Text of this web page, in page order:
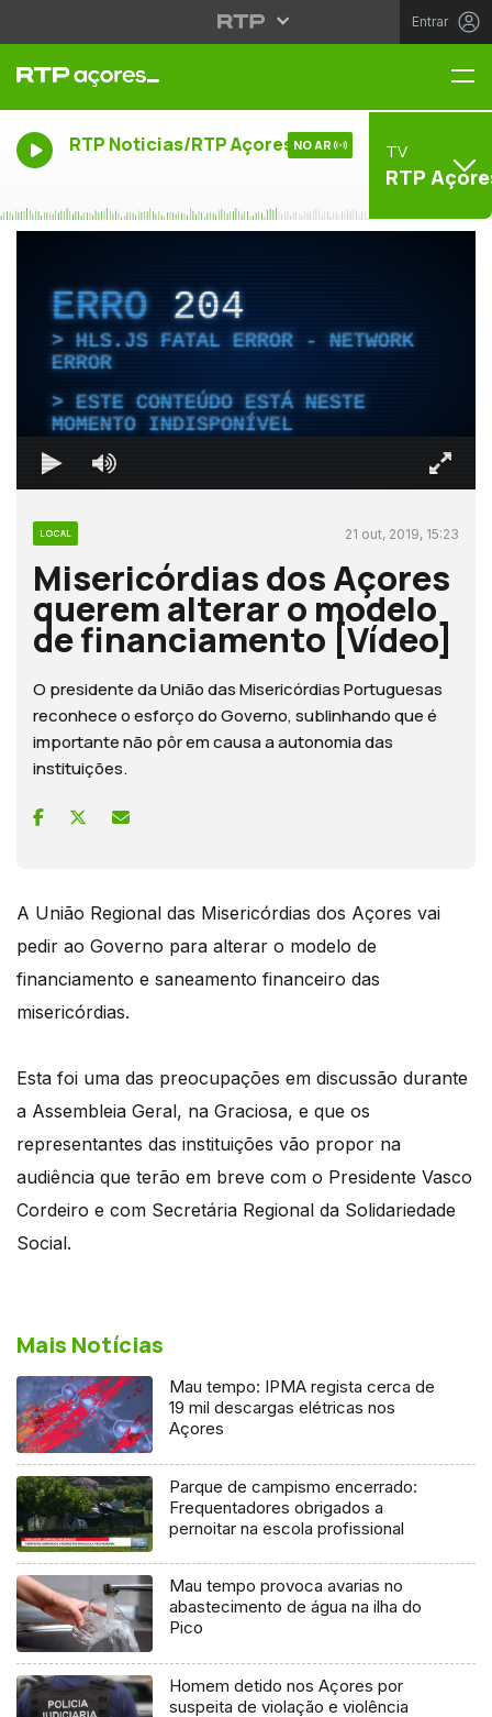
Entrar
RTP Noticias/RTP Açores NO AR TV
RTP
ERRO204
HLS.JS FATAL ERROR - NETWORK
ERROR
ESTE CONTEÚDO ESTÁ NESTE
MOMENTO INDISPONÍVEL
LOCAL 21 out, 2019, 15:23
Misericórdias dos Açores
querem alterar o modelo
de financiamento [Vídeo]
O presidente da União das Misericórdias Portuguesas
reconhece o esforço do Governo, sublinhando que é
importante não pôr em causa a autonomia das
instituições.
A União Regional das Misericórdias dos Açores vai
pedir ao Governo para alterar o modelo de
financiamento e saneamento financeiro das
misericórdias.
Esta foi uma das preocupações em discussão durante
a Assembleia Geral, na Graciosa, e que os
representantes das instituições vão propor na
audiência que terão em breve com o Presidente Vasco
Cordeiro e com Secretária Regional da Solidariedade
Social.
Mais Notícias
Mau tempo: IPMA regista cerca de
19 mil descargas elétricas nos
Açores
Parque de campismo encerrado:
Frequentadores obrigados a
pernoitar na escola profissional
Mau tempo provoca avarias no
abastecimento de água na ilha do
Pico
Homem detido nos Açores por
suspeita de violação e violência